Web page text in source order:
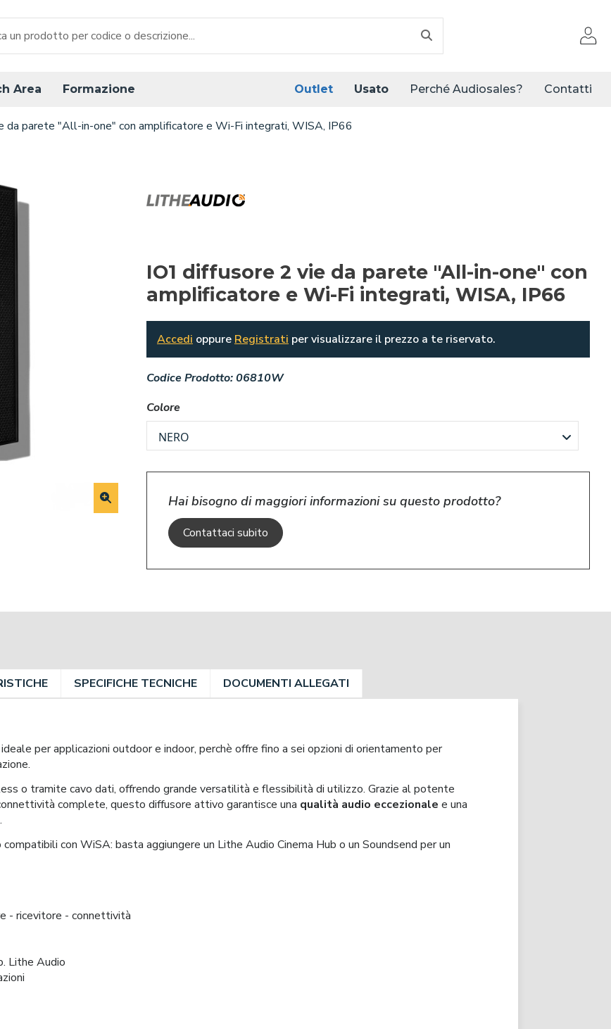
Area Formazione Contatti
Perché Audiosales?
Usato
Outlet
da parete "All-in-one" con amplificatore e Wi-Fi integrati, WISA, IP66
IO1 diffusore 2 vie da parete "All-in-one" con
amplificatore e Wi-Fi integrati, WISA, IP66
Accedi oppure Registrati per visualizzare il prezzo a te riservato.
Codice Prodotto: 06810W
Colore
Hai bisogno di maggiori informazioni su questo prodotto?
Contattaci subito
SPECIFICHE TECNICHE DOCUMENTI ALLEGATI
per applicazioni outdoor e indoor, perchè offre fino a sei opzioni di orientamento per
o tramite cavo dati, offrendo grande versatilità e flessibilità di utilizzo. Grazie al potente
complete, questo diffusore attivo garantisce una qualità audio eccezionale e una
con WiSA: basta aggiungere un Lithe Audio Cinema Hub o un Soundsend per un
- ricevitore - connettività
Lithe Audio